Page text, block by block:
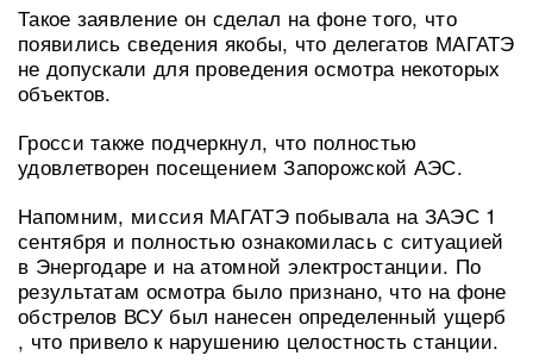
Такое заявление он сделал на фоне того, что
появились сведения якобы, что делегатов МАГАТЭ
не допускали для проведения осмотра некоторых
объектов.
Гросси также подчеркнул, что полностью
удовлетворен посещением Запорожской АЭС.
Напомним, миссия МАГАТЭ побывала на ЗАЭС 1
сентября и полностью ознакомилась с ситуацией
в Энергодаре и на атомной электростанции. По
результатам осмотра было признано, что на фоне
обстрелов ВСУ был нанесен определенный ущерб
, что привело к нарушению целостность станции.